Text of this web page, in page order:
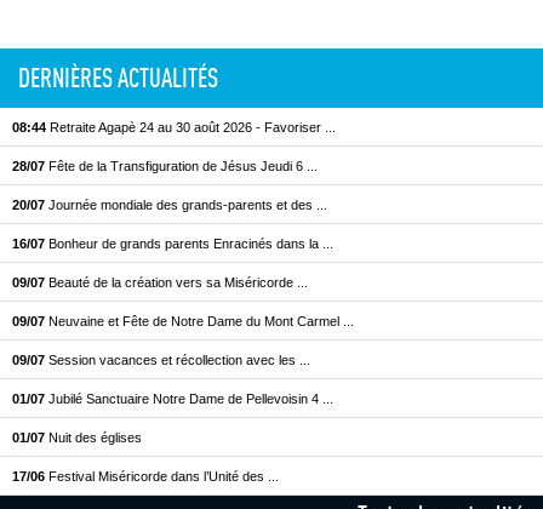
DERNIÈRES ACTUALITÉS
08:44 Retraite Agapè 24 au 30 août 2026 - Favoriser ...
28/07 Fête de la Transfiguration de Jésus Jeudi 6 ...
20/07 Journée mondiale des grands-parents et des ...
16/07 Bonheur de grands parents Enracinés dans la ...
09/07 Beauté de la création vers sa Miséricorde ...
09/07 Neuvaine et Fête de Notre Dame du Mont Carmel ...
09/07 Session vacances et récollection avec les ...
01/07 Jubilé Sanctuaire Notre Dame de Pellevoisin 4 ...
01/07 Nuit des églises
17/06 Festival Miséricorde dans l’Unité des ...